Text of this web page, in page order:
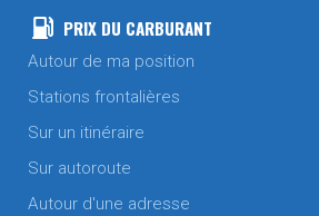
PRIX DU CARBURANT
Autour de ma position
Stations frontalières
Sur un itinéraire
Sur autoroute
Autour d'une adresse